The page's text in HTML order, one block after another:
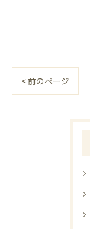
< 前のページ